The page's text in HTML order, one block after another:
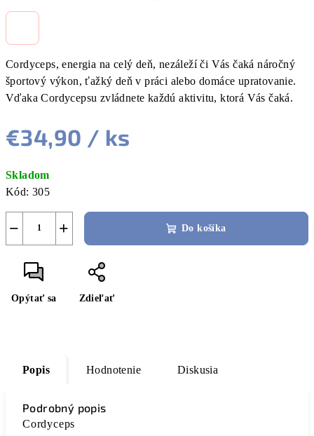
Cordyceps, energia na celý deň, nezáleží či Vás čaká náročný
športový výkon, ťažký deň v práci alebo domáce upratovanie.
Vďaka Cordycepsu zvládnete každú aktivitu, ktorá Vás čaká.
€34,90 / ks
cena:
Skladom
Kód: 305
+
− Do košíka
Opýtať sa Zdieľať
R
M
O
Popis Hodnotenie Diskusia
Podrobný popis
Cordyceps